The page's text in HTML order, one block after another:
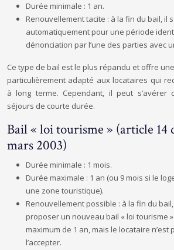
Durée minimale : 1 an.
Renouvellement tacite : à la fin du bail, il
automatiquement pour une période
dénonciation par l’une des parties avec
Ce type de bail est le plus répandu et offre
particulièrement adapté aux locataires qui
à long terme. Cependant, il peut s’avérer
séjours de courte durée.
Bail « loi tourisme » (article 14
mars 2003)
Durée minimale : 1 mois.
Durée maximale : 1 an (ou 9 mois si le
une zone touristique).
Renouvellement possible : à la fin du
proposer un nouveau bail « loi tourisme
maximum de 1 an, mais le locataire n’est
l’accepter.